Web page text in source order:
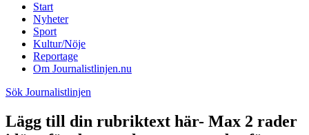
Start
Nyheter
Sport
Kultur/Nöje
Reportage
Om Journalistlinjen.nu
Sök Journalistlinjen
Lägg till din rubriktext här- Max 2 rader